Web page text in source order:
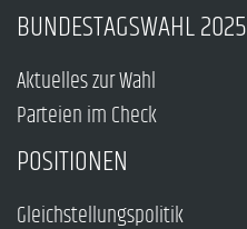
BUNDESTAGSWAHL 2025
Aktuelles zur Wahl
Parteien im Check
POSITIONEN
Gleichstellungspolitik